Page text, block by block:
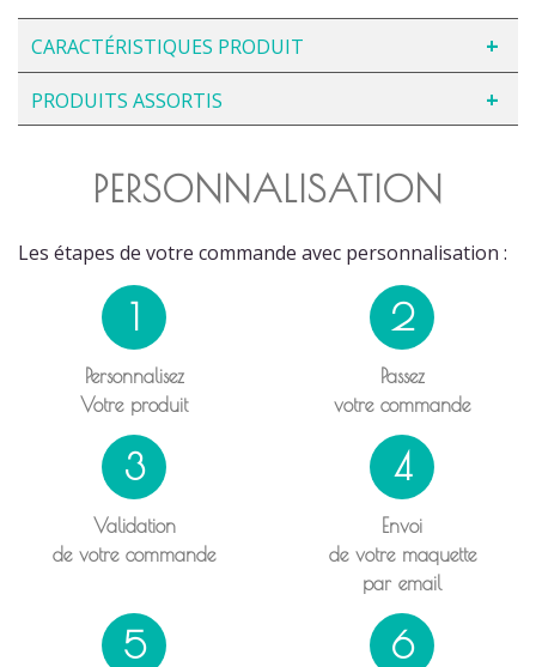
CARACTÉRISTIQUES PRODUIT
PRODUITS ASSORTIS
PERSONNALISATION
Les étapes de votre commande avec personnalisation :
1
Personnalisez
Votre produit
2
Passez
votre commande
3
Validation
de votre commande
4
Envoi
de votre maquette
par email
5 6